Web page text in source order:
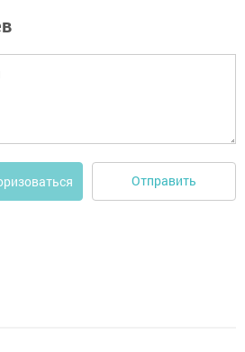
Отправить